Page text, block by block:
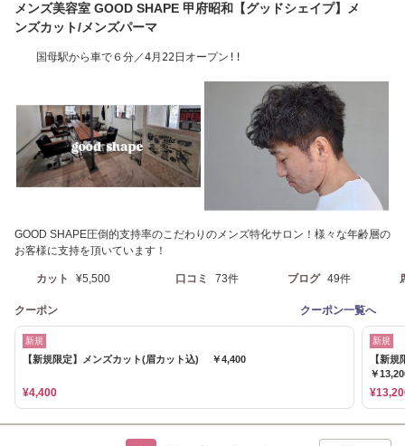
メンズ美容室 GOOD SHAPE 甲府昭和【グッドシェイプ】メ
ンズカット/メンズパーマ
国母駅から車で６分／4月22日オープン!!
GOOD SHAPE圧倒的支持率のこだわりのメンズ特化サロン！様々な年齢層の
お客様に支持を頂いています！
カット ¥5,500 口コミ 73件 ブログ 49件
クーポン クーポン一覧へ
新規
【新規限定】メンズカット(眉カット込) ￥4,400
¥4,400
新規
【新
￥